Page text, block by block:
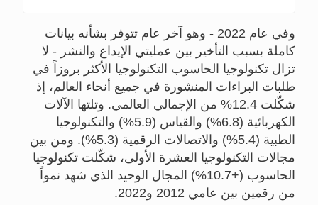
وفي عام 2022 - وهو آخر عام تتوفر بشأنه بيانات
كاملة بسبب التأخير بين عمليتي الإيداع والنشر - لا
تزال تكنولوجيا الحاسوب التكنولوجيا الأكثر بروزاً في
طلبات البراءات المنشورة في جميع أنحاء العالم، إذ
شكّلت 12.4% من الإجمالي العالمي. وتلتها الآلات
الكهربائية (6.8%) والقياس (5.9%) والتكنولوجيا
الطبية (5.4%) والاتصالات الرقمية (5.3%). ومن بين
مجالات التكنولوجيا العشرة الأولى، شكّلت تكنولوجيا
الحاسوب (+10.7%) المجال الوحيد الذي شهد نمواً
من رقمين بين عامي 2012 و2022.